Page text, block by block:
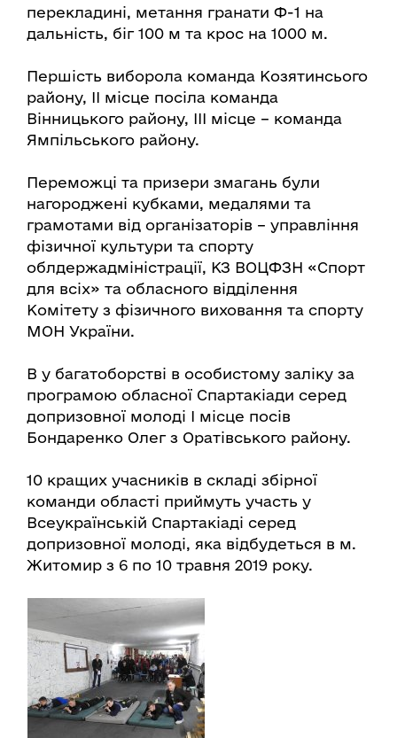
перекладині, метання гранати Ф-1 на
дальність, біг 100 м та крос на 1000 м.
Першість виборола команда Козятинсього
району, ІІ місце посіла команда
Вінницького району, ІІІ місце – команда
Ямпільського району.
Переможці та призери змагань були
нагороджені кубками, медалями та
грамотами від організаторів – управління
фізичної культури та спорту
облдержадміністрації, КЗ ВОЦФЗН «Спорт
для всіх» та обласного відділення
Комітету з фізичного виховання та спорту
МОН України.
В у багатоборстві в особистому заліку за
програмою обласної Спартакіади серед
допризовної молоді І місце посів
Бондаренко Олег з Оратівського району.
10 кращих учасників в складі збірної
команди області приймуть участь у
Всеукраїнській Спартакіаді серед
допризовної молоді, яка відбудеться в м.
Житомир з 6 по 10 травня 2019 року.